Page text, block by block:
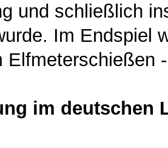
und schließlich
Im Endspiel
Elfmeterschießen
im deutschen